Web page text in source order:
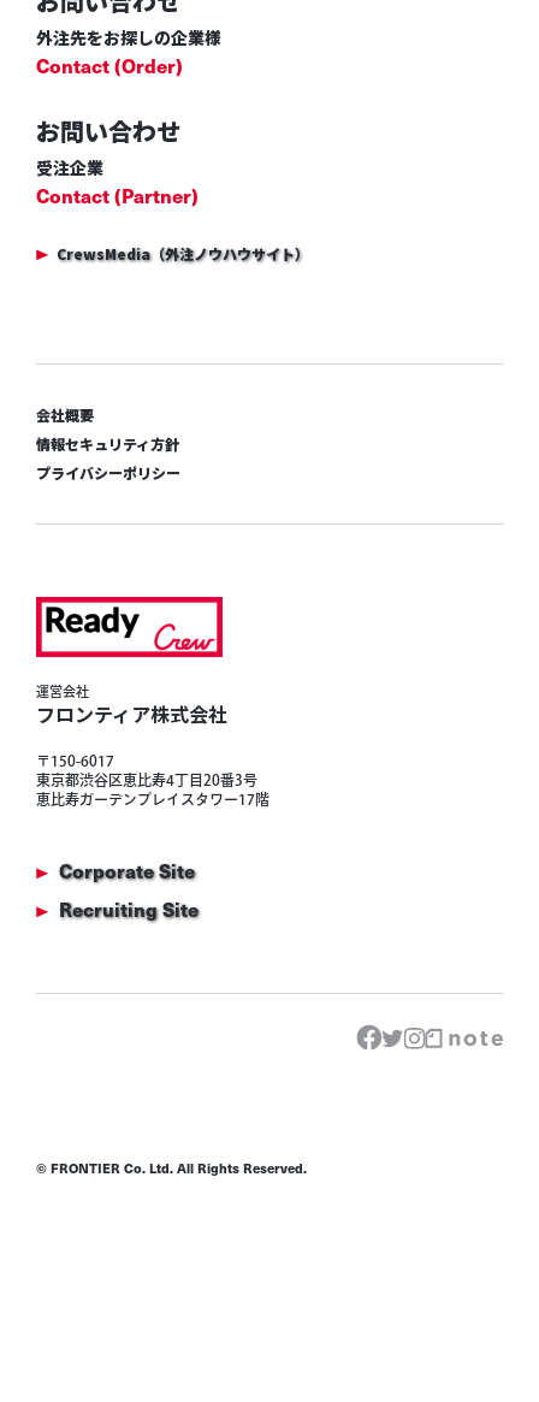
外注先をお探しの企業様
Contact (Order)
お問い合わせ
受注企業
Contact (Partner)
CrewsMedia（外注ノウハウサイト）
運営会社
フロンティア株式会社
〒150-6017
東京都渋谷区恵比寿4丁目20番3号
恵比寿ガーデンプレイスタワー17階
Corporate Site
Recruiting Site
会社概要
情報セキュリティ方針
プライバシーポリシー
© FRONTIER Co. Ltd. All Rights Reserved.